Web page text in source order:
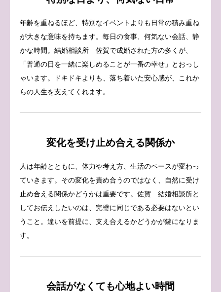
年齢を重ねるほど、特別なイベントよりも日常の積み重ね
が大きな意味を持ちます。毎日の食事、何気ない会話、静
かな時間。結婚相談所 佐賀で成婚された方の多くが、
「普通の日を一緒に楽しめることが一番の幸せ」とおっし
ゃいます。ドキドキよりも、落ち着いた安心感が、これか
らの人生を支えてくれます。
変化を受け止め合える関係か
人は年齢とともに、体力や考え方、生活のペースが変わっ
ていきます。その変化を責め合うのではなく、自然に受け
止め合える関係かどうかは重要です。佐賀 結婚相談所と
してお伝えしたいのは、完璧に同じである必要はないとい
うこと。違いを前提に、支え合えるかどうかが鍵になりま
す。
会話がなくても心地よい時間